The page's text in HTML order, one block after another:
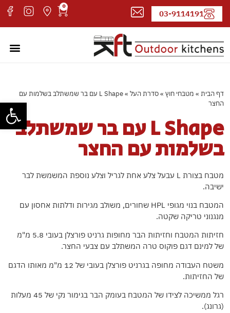
פתח
03-9114191
0
דף הבית » מטבחי חוץ »סדרת העל »
L Shape עם בר שמשתלב בשלמות עם
החצר
L Shape עם בר שמשתלב
בשלמות עם החצר
מטבח בצורת L עבעל צלע אחת לגריל וצלע נוספת המשמשת לבר
ישיבה.
המטבח בנוי מגופי HPL שחורים, משולב מגירות ודלתות אחסון עם
מנגנוני טריקה שקטה.
חזיתות המטבח וחזיתות הבר מחופות גרניט פורצלן בעובי 5.8 מ"מ
של למינם דגם פוקוס טרה המשתלב עם צבעי החצר.
משטח העבודה מחופה בגרניט פורצלן בעובי של 12 מ"מ מאותו הדגם
של החזיתות.
רגל ממשיכה לצידו של המטבח בעומק הבר בגימור נקי של 45 מעלות
(גרונג).